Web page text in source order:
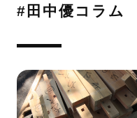
#田中優コラム